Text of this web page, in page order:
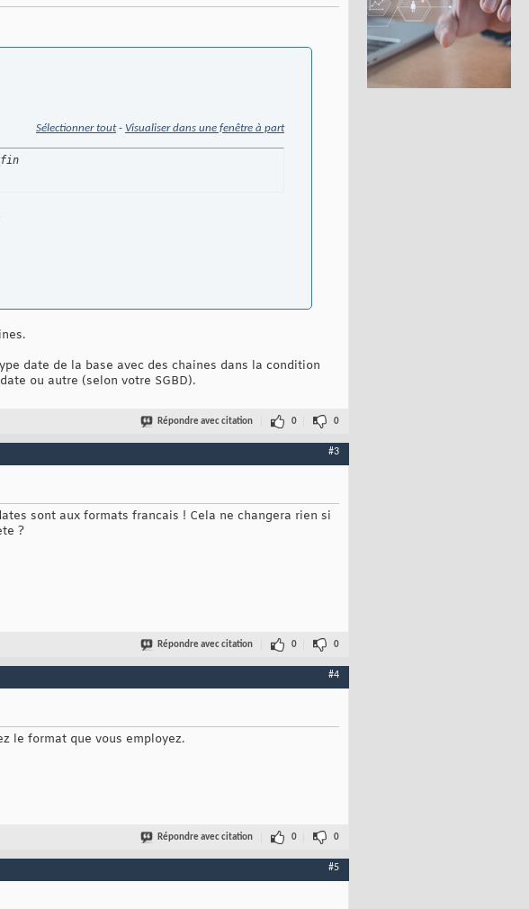
Sélectionner tout- Visualiser dans une fenêtre à part
date de la base avec des chaines dans la condition
ou autre (selon votre SGBD).
Répondre avec citation 0 0
#3
sont aux formats francais ! Cela ne changera rien si
?
Répondre avec citation 0 0
#4
le format que vous employez.
Répondre avec citation 0 0
#5